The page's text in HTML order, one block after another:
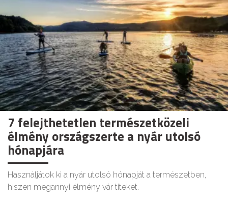
7 felejthetetlen természetközeli
élmény országszerte a nyár utolsó
hónapjára
Használjátok ki a nyár utolsó hónapját a természetben,
hiszen megannyi élmény vár titeket.